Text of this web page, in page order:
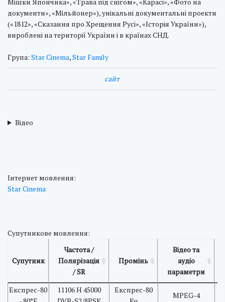
документи», «Мільйонер»), унікальні документальні проекти
(«1812», «Сказання про Хрещення Русі», «Історія України»),
вироблені на території України і в країнах СНД.
Група: Star Cinema,Star Family
cайт
Відео
Інтернет мовлення:
Star Cinema
Супутникове мовлення:
Супутник
Частота /
Полярізація
/ SR
Промінь
Відео та
аудіо
параметри
Експрес-80
11106 H 45000
Експрес-80
MPEG-4